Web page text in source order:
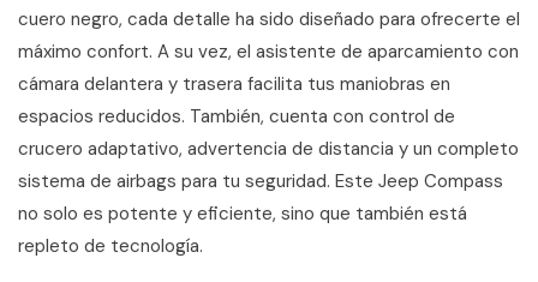
cuero negro, cada detalle ha sido diseñado para ofrecerte el
máximo confort. A su vez, el asistente de aparcamiento con
cámara delantera y trasera facilita tus maniobras en
espacios reducidos. También, cuenta con control de
crucero adaptativo, advertencia de distancia y un completo
sistema de airbags para tu seguridad. Este Jeep Compass
no solo es potente y eficiente, sino que también está
repleto de tecnología.